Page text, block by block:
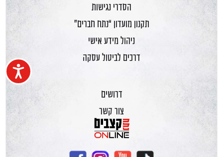
הסדרי נגישות
תקנון מועדון “נתח חברים”
ניהול מידע אישי
דרכים לביטול עסקה
דרושים
צור קשר